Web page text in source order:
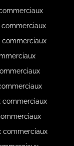
commerciaux
commerciaux
commerciaux
commerciaux